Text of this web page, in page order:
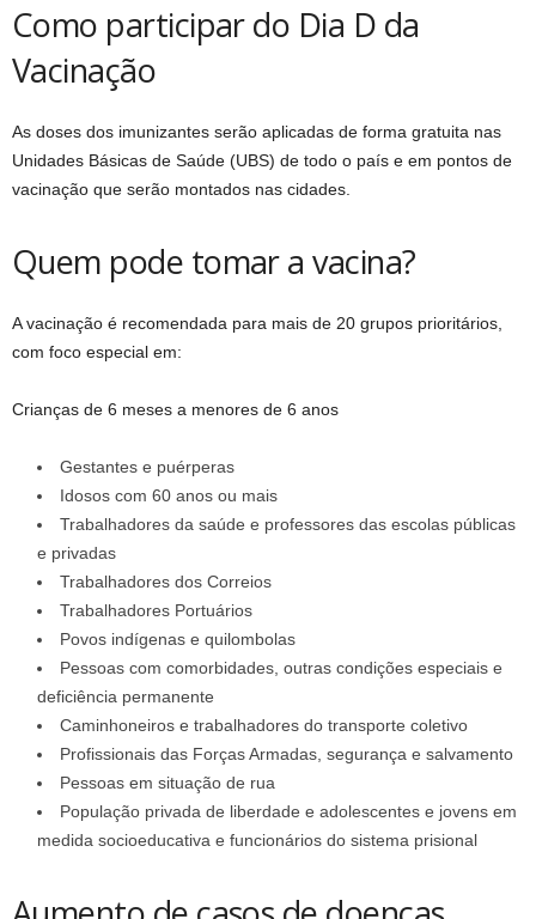
Como participar do Dia D da
Vacinação
As doses dos imunizantes serão aplicadas de forma gratuita nas
Unidades Básicas de Saúde (UBS) de todo o país e em pontos de
vacinação que serão montados nas cidades.
Quem pode tomar a vacina?
A vacinação é recomendada para mais de 20 grupos prioritários,
com foco especial em:
Crianças de 6 meses a menores de 6 anos
Gestantes e puérperas
Idosos com 60 anos ou mais
Trabalhadores da saúde e professores das escolas públicas
e privadas
Trabalhadores dos Correios
Trabalhadores Portuários
Povos indígenas e quilombolas
Pessoas com comorbidades, outras condições especiais e
deficiência permanente
Caminhoneiros e trabalhadores do transporte coletivo
Profissionais das Forças Armadas, segurança e salvamento
Pessoas em situação de rua
População privada de liberdade e adolescentes e jovens em
medida socioeducativa e funcionários do sistema prisional